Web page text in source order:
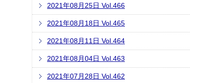
2021年08月25日 Vol.466
2021年08月18日 Vol.465
2021年08月11日 Vol.464
2021年08月04日 Vol.463
2021年07月28日 Vol.462